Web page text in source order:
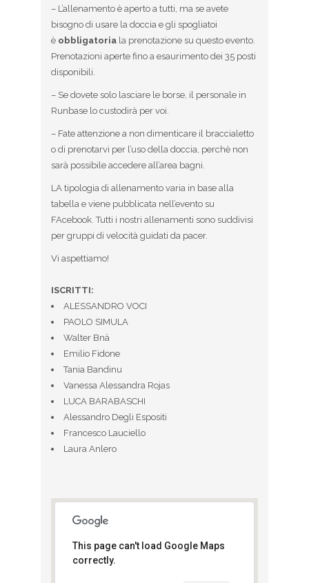
– L’allenamento è aperto a tutti, ma se avete
bisogno di usare la doccia e gli spogliatoi
è obbligatoria la prenotazione su questo evento.
Prenotazioni aperte fino a esaurimento dei 35 posti
disponibili.
– Se dovete solo lasciare le borse, il personale in
Runbase lo custodirà per voi.
– Fate attenzione a non dimenticare il braccialetto
o di prenotarvi per l’uso della doccia, perchè non
sarà possibile accedere all’area bagni.
LA tipologia di allenamento varia in base alla
tabella e viene pubblicata nell’evento su
FAcebook. Tutti i nostri allenamenti sono suddivisi
per gruppi di velocità guidati da pacer.
Vi aspettiamo!
ISCRITTI:
ALESSANDRO VOCI
PAOLO SIMULA
Walter Bnà
Emilio Fidone
Tania Bandinu
Vanessa Alessandra Rojas
LUCA BARABASCHI
Alessandro Degli Espositi
Francesco Lauciello
Laura Anlero
Adidas Runbase
This page can't load Google Maps
correctly.